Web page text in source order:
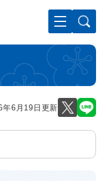
へ
年6月19日更新